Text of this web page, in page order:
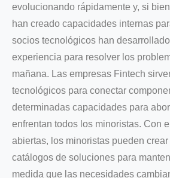
evolucionando rápidamente y, si
han creado capacidades internas
socios tecnológicos han
experiencia para resolver los
mañana. Las empresas Fintech
tecnológicos para conectar
determinadas capacidades para
enfrentan todos los minoristas. Con
abiertas, los minoristas pueden
catálogos de soluciones para
medida que las necesidades